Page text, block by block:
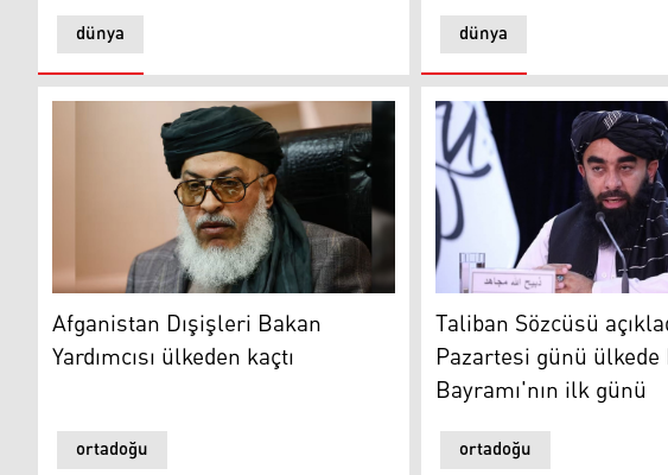
dünya dünya
Afganistan Dışişleri Bakan Yardımcısı ülkeden kaçtı
ortadoğu
Afganistan Dışişleri Bakan
Yardımcısı ülkeden kaçtı
Taliban Sözcüsü
ortadoğu
Taliban Sözcüsü
Pazartesi günü
Bayramı'nın ilk günü